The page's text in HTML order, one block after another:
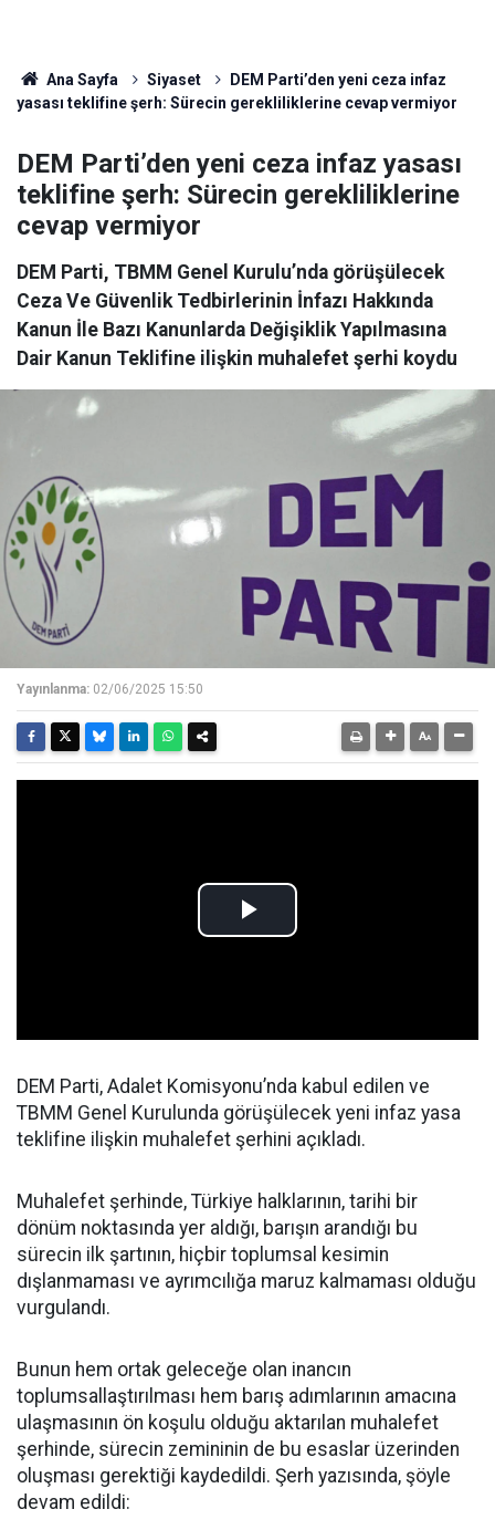
Ana Sayfa Siyaset
DEM Parti’den yeni ceza infaz
yasası teklifine şerh: Sürecin gerekliliklerine cevap vermiyor
DEM Parti’den yeni ceza infaz yasası
teklifine şerh: Sürecin gerekliliklerine
cevap vermiyor
DEM Parti, TBMM Genel Kurulu’nda görüşülecek
Ceza Ve Güvenlik Tedbirlerinin İnfazı Hakkında
Kanun İle Bazı Kanunlarda Değişiklik Yapılmasına
Dair Kanun Teklifine ilişkin muhalefet şerhi koydu
Yayınlanma: 02/06/2025 15:50
DEM Parti, Adalet Komisyonu’nda kabul edilen ve
TBMM Genel Kurulunda görüşülecek yeni infaz yasa
teklifine ilişkin muhalefet şerhini açıkladı.
Muhalefet şerhinde, Türkiye halklarının, tarihi bir
dönüm noktasında yer aldığı, barışın arandığı bu
sürecin ilk şartının, hiçbir toplumsal kesimin
dışlanmaması ve ayrımcılığa maruz kalmaması olduğu
vurgulandı.
Bunun hem ortak geleceğe olan inancın
toplumsallaştırılması hem barış adımlarının amacına
ulaşmasının ön koşulu olduğu aktarılan muhalefet
şerhinde, sürecin zemininin de bu esaslar üzerinden
oluşması gerektiği kaydedildi. Şerh yazısında, şöyle
devam edildi: